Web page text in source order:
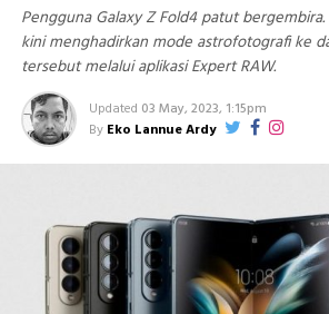
Pengguna Galaxy Z Fold4 patut bergembira.
kini menghadirkan mode astrofotografi ke
tersebut melalui aplikasi Expert RAW.
Updated 03 May, 2023, 1:15pm
By Eko Lannue Ardy